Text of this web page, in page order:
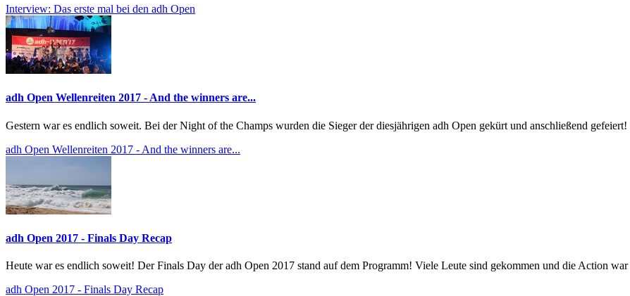
Interview: Das erste mal bei den adh Open
adh Open Wellenreiten 2017 - And the winners are...
Gestern war es endlich soweit. Bei der Night of the Champs wurden die Sieger der diesjährigen adh Open gekürt und anschließend gefeiert!
adh Open Wellenreiten 2017 - And the winners are...
adh Open 2017 - Finals Day Recap
Heute war es endlich soweit! Der Finals Day der adh Open 2017 stand auf dem Programm! Viele Leute sind gekommen und die Action
adh Open 2017 - Finals Day Recap